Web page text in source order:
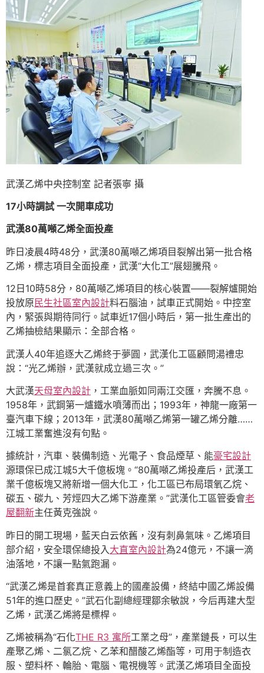
武漢乙烯中央控制室 記者張寧 攝
17小時調試 一次開車成功
武漢80萬噸乙烯全面投產
昨日凌晨4時48分，武漢80萬噸乙烯項目裂解出第一批合格
乙烯，標志項目全面投產，武漢“大化工”展翅騰飛。
12日10時58分，80萬噸乙烯項目的核心裝置——裂解爐開始
投放原 民生社區室內設計料石腦油，試車正式開始。中控室
內，緊張與期待同行。試車近17個小時后，第一批生產出的
乙烯抽檢結果顯示：全部合格。
武漢人40年追逐大乙烯終于夢圓，武漢化工區顧問湯禮忠
說：“光乙烯辦，武漢就成立過三次。”
大武漢天母室內設計 ，工業血脈如同兩江交匯，奔騰不息。
1958年，武鋼第一爐鐵水噴薄而出；1993年，神龍一廠第一
臺汽車下線；2013年，武漢80萬噸乙烯第一罐乙烯分離……
江城工業奮進沒有句點。
據統計，汽車、裝備制造、光電子、食品煙草、能豪宅設計
源環保已成江城5大千億板塊。“80萬噸乙烯投產后，武漢工
業千億板塊又將新增一個大化工，化工區已布局環氧乙烷、
碳五、碳九、芳烴四大乙烯下游產業。”武漢化工區管委會老
屋翻新主任黃克強說。
昨日的開工現場，藍天白云依舊，沒有刺鼻氣味。乙烯項目
部介紹，安全環保總投入 大直室內設計為24億元，不讓一滴
油落地，不讓一點氣跑漏。
“武漢乙烯是首套真正意義上的國產設備，終結中國乙烯設備
51年的進口歷史。”武石化副總經理鄒余敏說，今后再建大型
乙烯，武漢乙烯將是標桿。
乙烯被稱為“石化THE R3 寓所工業之母”，產業鏈長，可以生
產聚乙烯、二氯乙烷、乙苯和醋酸乙烯酯等，可用于制造衣
服、塑料杯、輪胎、電腦、電視機等。武漢乙烯項目全面投